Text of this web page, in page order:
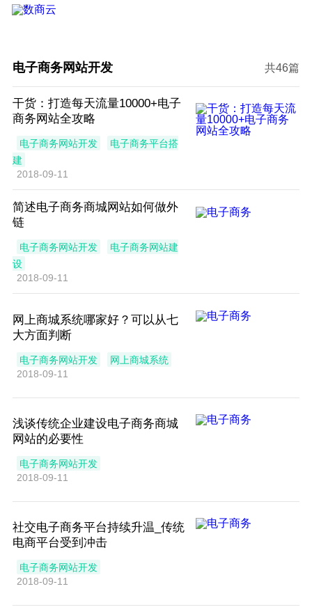
电子商务网站开发 共46篇
干货：打造每天流量10000+电子
商务网站全攻略
电子商务网站开发
电子商务平台搭
建
2018-09-11
简述电子商务商城网站如何做外
链
电子商务网站开发
电子商务网站建
设
2018-09-11
网上商城系统哪家好？可以从七
大方面判断
电子商务网站开发
网上商城系统
2018-09-11
浅谈传统企业建设电子商务商城
网站的必要性
电子商务网站开发
2018-09-11
社交电子商务平台持续升温_传统
电商平台受到冲击
电子商务网站开发
2018-09-11